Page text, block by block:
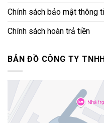
Chính sách bảo mật thông
Chính sách hoàn trả tiền
BẢN ĐỒ CÔNG TY